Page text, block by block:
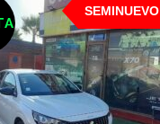
SEMINUEVO